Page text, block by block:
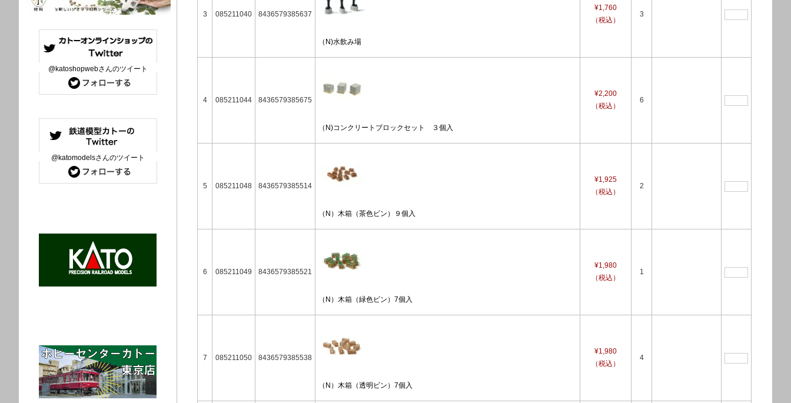
3 085211040 8436579385637
（N)水飲み場
¥1,760
（税込）
3
4 085211044 8436579385675
（N)コンクリートブロックセット ３個入
¥2,200
（税込）
6
5 085211048 8436579385514
（N）木箱（茶色ビン）９個入
¥1,925
（税込）
2
6 085211049 8436579385521
（N）木箱（緑色ビン）7個入
¥1,980
（税込）
1
7 085211050 8436579385538
（N）木箱（透明ビン）7個入
¥1,980
（税込）
4
@katoshopwebさんのツイート
@katomodelsさんのツイート